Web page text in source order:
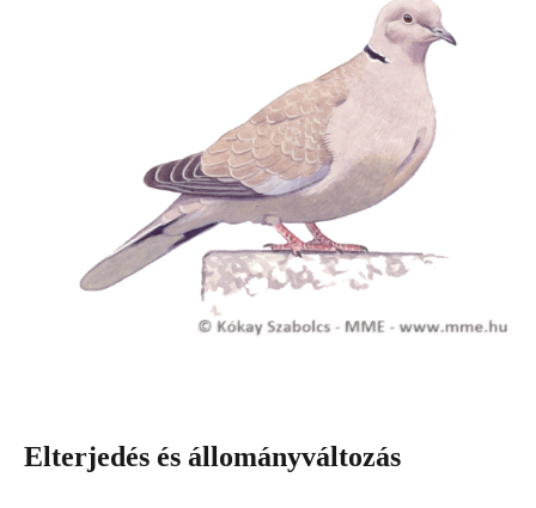
Elterjedés és állományváltozás